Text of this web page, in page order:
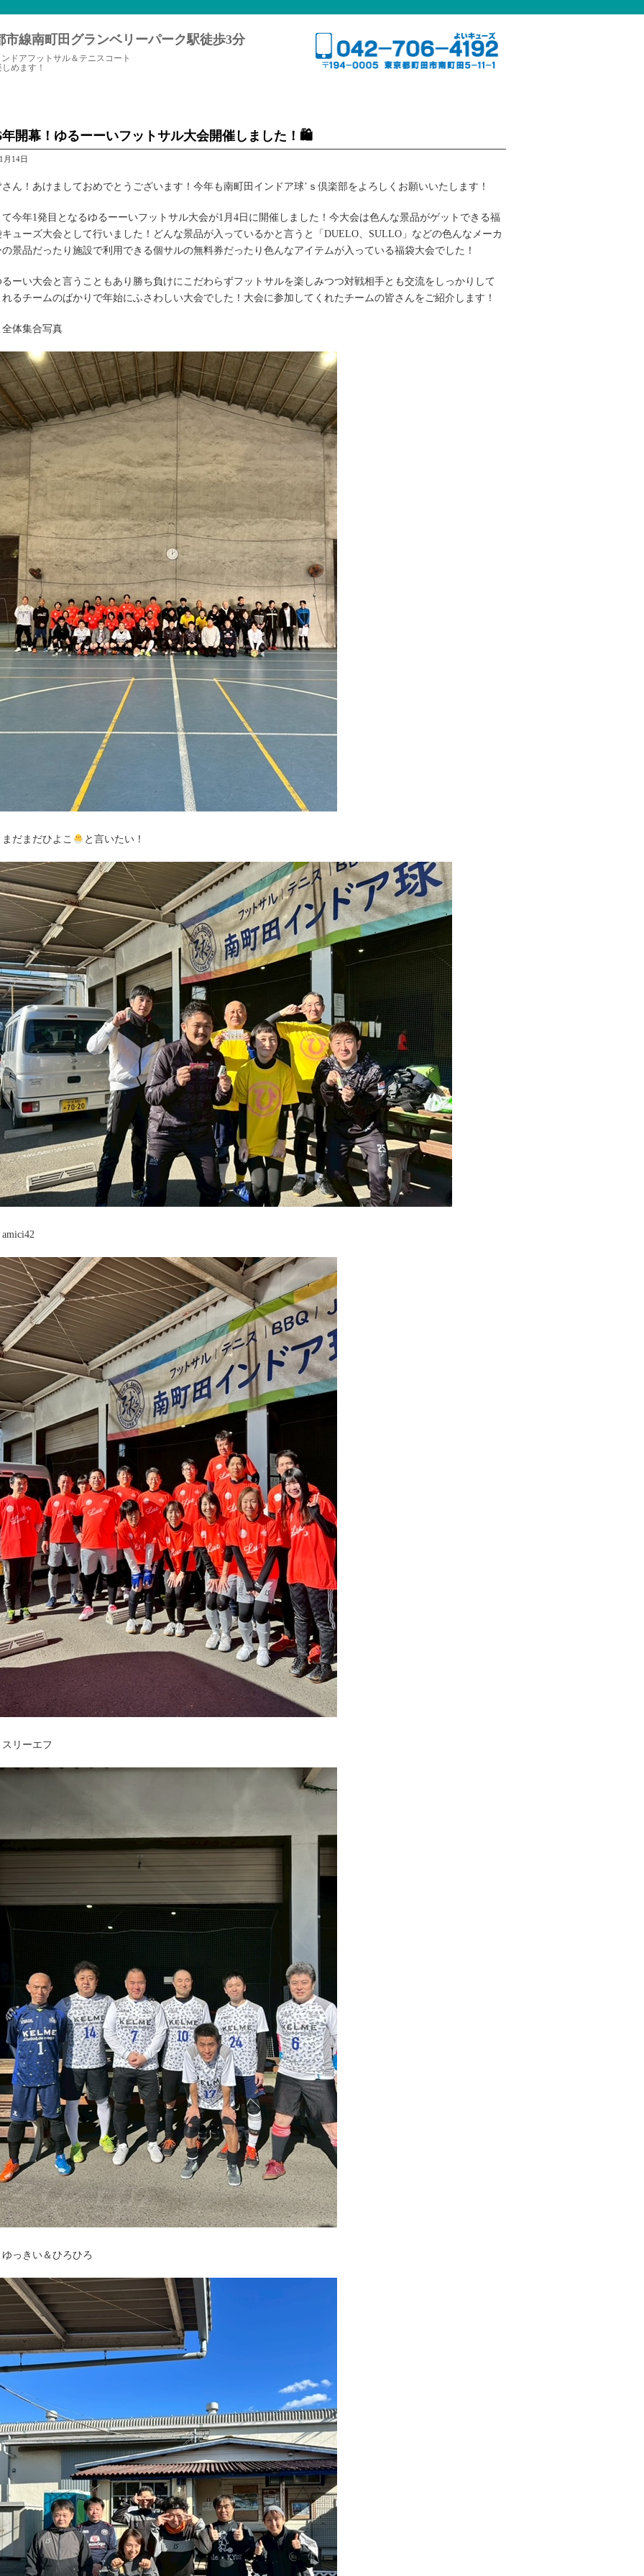
市線南町田グランベリーパーク駅徒歩3分
ドアフットサル＆テニスコート
めます！
年開幕！ゆるーーいフットサル大会開催しました！🛍
月14日
さん！あけましておめでとうございます！今年も南町田インドア球’ｓ倶楽部をよろしくお願いいたします！
て今年1発目となるゆるーーいフットサル大会が1月4日に開催しました！今大会は色んな景品がゲットできる福
キューズ大会として行いました！どんな景品が入っているかと言うと「DUELO、SULLO」などの色んなメーカ
の景品だったり施設で利用できる個サルの無料券だったり色んなアイテムが入っている福袋大会でした！
るーい大会と言うこともあり勝ち負けにこだわらずフットサルを楽しみつつ対戦相手とも交流をしっかりして
れるチームのばかりで年始にふさわしい大会でした！大会に参加してくれたチームの皆さんをご紹介します！
全体集合写真
まだまだひよこ と言いたい！
スリーエフ
ゆっきい＆ひろひろ